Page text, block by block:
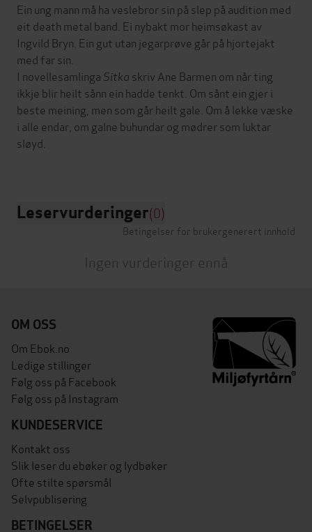
Ein ung mann må ha veslebror sin på slep på audition med
eit death metal band. Ei nybakt mor heimsøkast av
Ingvild Bryn. Ein gut utan jegarprøve går på hjortejakt
med far sin.
I novellesamlinga Sitka skriv Ane Barmen om når ting
ikkje blir heilt sånn ein hadde tenkt. Om sånt ein gjer i
beste meining, men som går heilt gale. Om å lekke væske
i alle endar, om galne buhundar og mødrer som luktar
sløyd.
Leservurderinger(0)
Betingelser for brukergenerert innhold
Ingen vurderinger ennå
OM OSS
Om Ebok.no
Ledige stillinger
Følg oss på Facebook
Følg oss på Instagram
KUNDESERVICE
Kontakt oss
Slik leser du ebøker og lydbøker
Ofte stilte spørsmål
Selvpublisering
BETINGELSER